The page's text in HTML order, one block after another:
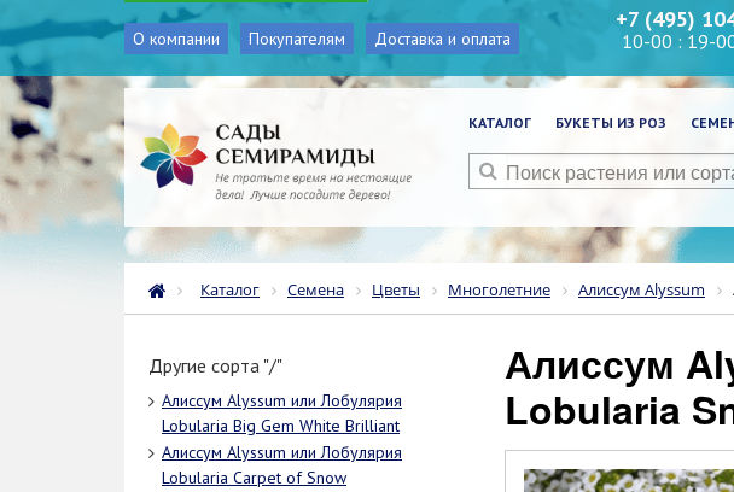
О компании Покупателям Доставка и оплата
+7 (495)
10-00 : 19-
КАТАЛОГ БУКЕТЫ ИЗ РОЗ
Каталог Семена Цветы Многолетние Алиссум Alyssum
Другие сорта "/"
Алиссум Alyssum или Лобулярия
Lobularia Big Gem White Brilliant
Алиссум Alyssum или Лобулярия
Lobularia Carpet of Snow
Алиссум Alyssum или Лобулярия
Lobularia